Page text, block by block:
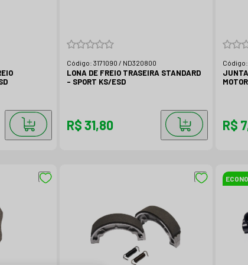
Código: 3171090 / ND320800
LONA DE FREIO TRASEIRA STANDARD
- SPORT KS/ESD
R$ 31,80
Código:
JUNTA
R$